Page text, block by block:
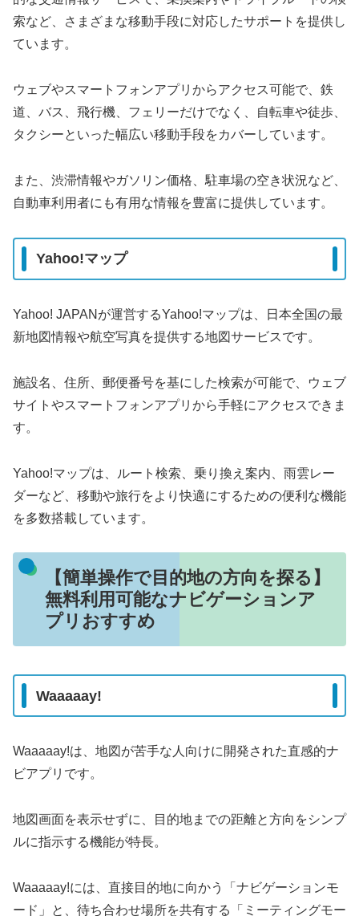
索など、さまざまな移動手段に対応したサポートを提供し
ています。
ウェブやスマートフォンアプリからアクセス可能で、鉄
道、バス、飛行機、フェリーだけでなく、自転車や徒歩、
タクシーといった幅広い移動手段をカバーしています。
また、渋滞情報やガソリン価格、駐車場の空き状況など、
自動車利用者にも有用な情報を豊富に提供しています。
Yahoo!マップ
Yahoo! JAPANが運営するYahoo!マップは、日本全国の最
新地図情報や航空写真を提供する地図サービスです。
施設名、住所、郵便番号を基にした検索が可能で、ウェブ
サイトやスマートフォンアプリから手軽にアクセスできま
す。
Yahoo!マップは、ルート検索、乗り換え案内、雨雲レー
ダーなど、移動や旅行をより快適にするための便利な機能
を多数搭載しています。
【簡単操作で目的地の方向を探る】
無料利用可能なナビゲーションア
プリおすすめ
Waaaaay!
Waaaaay!は、地図が苦手な人向けに開発された直感的ナ
ビアプリです。
地図画面を表示せずに、目的地までの距離と方向をシンプ
ルに指示する機能が特長。
Waaaaay!には、直接目的地に向かう「ナビゲーションモ
ード」と、待ち合わせ場所を共有する「ミーティングモー